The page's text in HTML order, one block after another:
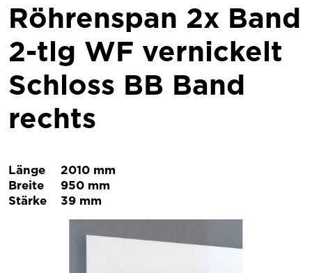
Röhrenspan 2x Band
2-tlg WF vernickelt
Schloss BB Band
rechts
Länge
2010 mm
Breite
950 mm
Stärke
39 mm